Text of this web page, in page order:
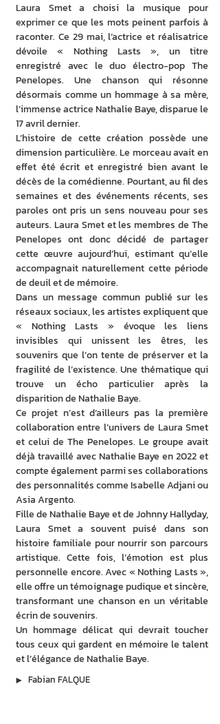
Laura Smet a choisi la musique pour
exprimer ce que les mots peinent parfois à
raconter. Ce 29 mai, l’actrice et réalisatrice
dévoile « Nothing Lasts », un titre
enregistré avec le duo électro-pop The
Penelopes. Une chanson qui résonne
désormais comme un hommage à sa mère,
l’immense actrice Nathalie Baye, disparue le
17 avril dernier.
L’histoire de cette création possède une
dimension particulière. Le morceau avait en
effet été écrit et enregistré bien avant le
décès de la comédienne. Pourtant, au fil des
semaines et des événements récents, ses
paroles ont pris un sens nouveau pour ses
auteurs. Laura Smet et les membres de The
Penelopes ont donc décidé de partager
cette œuvre aujourd’hui, estimant qu’elle
accompagnait naturellement cette période
de deuil et de mémoire.
Dans un message commun publié sur les
réseaux sociaux, les artistes expliquent que
« Nothing Lasts » évoque les liens
invisibles qui unissent les êtres, les
souvenirs que l’on tente de préserver et la
fragilité de l’existence. Une thématique qui
trouve un écho particulier après la
disparition de Nathalie Baye.
Ce projet n’est d’ailleurs pas la première
collaboration entre l’univers de Laura Smet
et celui de The Penelopes. Le groupe avait
déjà travaillé avec Nathalie Baye en 2022 et
compte également parmi ses collaborations
des personnalités comme Isabelle Adjani ou
Asia Argento.
Fille de Nathalie Baye et de Johnny Hallyday,
Laura Smet a souvent puisé dans son
histoire familiale pour nourrir son parcours
artistique. Cette fois, l’émotion est plus
personnelle encore. Avec « Nothing Lasts »,
elle offre un témoignage pudique et sincère,
transformant une chanson en un véritable
écrin de souvenirs.
Un hommage délicat qui devrait toucher
tous ceux qui gardent en mémoire le talent
et l’élégance de Nathalie Baye.
▶︎ Fabian FALQUE